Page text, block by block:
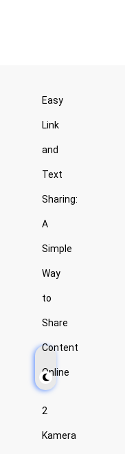
Easy
Link
and
Text
Sharing:
A
Simple
Way
to
Share
Content
Online
2
Kamera